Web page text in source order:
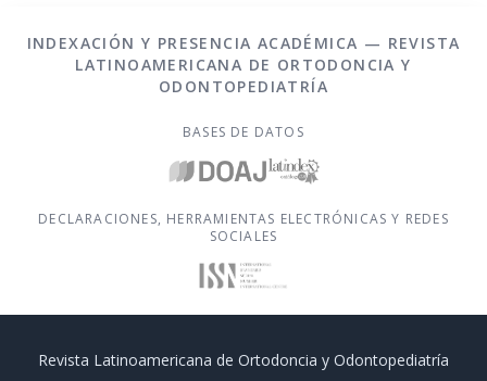
INDEXACIÓN Y PRESENCIA ACADÉMICA — REVISTA
LATINOAMERICANA DE ORTODONCIA Y
ODONTOPEDIATRÍA
BASES DE DATOS
DECLARACIONES, HERRAMIENTAS ELECTRÓNICAS Y REDES
SOCIALES
Revista Latinoamericana de Ortodoncia y Odontopediatría